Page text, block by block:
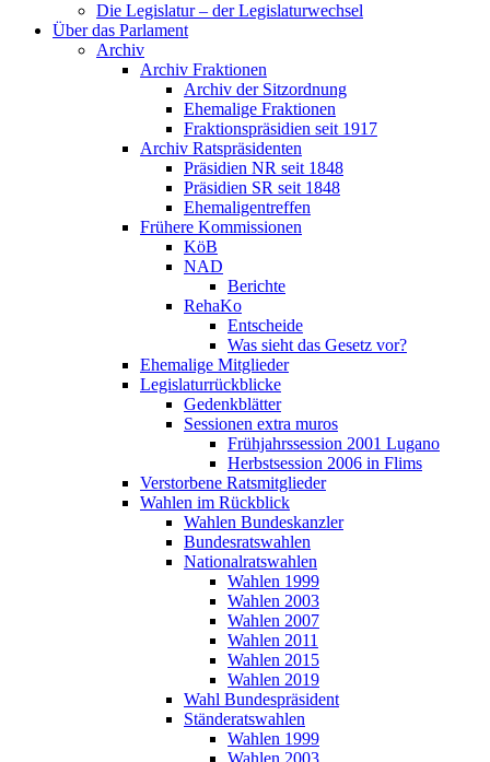
Die Legislatur – der Legislaturwechsel
Über das Parlament
Archiv
Archiv Fraktionen
Archiv der Sitzordnung
Ehemalige Fraktionen
Fraktionspräsidien seit 1917
Archiv Ratspräsidenten
Präsidien NR seit 1848
Präsidien SR seit 1848
Ehemaligentreffen
Frühere Kommissionen
KöB
NAD
Berichte
RehaKo
Entscheide
Was sieht das Gesetz vor?
Ehemalige Mitglieder
Legislaturrückblicke
Gedenkblätter
Sessionen extra muros
Frühjahrssession 2001 Lugano
Herbstsession 2006 in Flims
Verstorbene Ratsmitglieder
Wahlen im Rückblick
Wahlen Bundeskanzler
Bundesratswahlen
Nationalratswahlen
Wahlen 1999
Wahlen 2003
Wahlen 2007
Wahlen 2011
Wahlen 2015
Wahlen 2019
Wahl Bundespräsident
Ständeratswahlen
Wahlen 1999